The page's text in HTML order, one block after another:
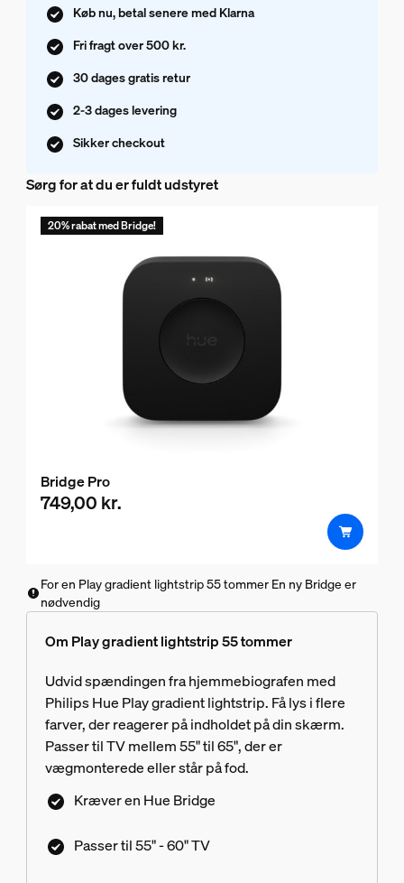
Køb nu, betal senere med Klarna
Fri fragt over 500 kr.
30 dages gratis retur
2-3 dages levering
Sikker checkout
Sørg for at du er fuldt udstyret
20% rabat med Bridge!
Bridge Pro
749,00 kr.
For en Play gradient lightstrip 55 tommer En ny Bridge er
nødvendig
Om Play gradient lightstrip 55 tommer
Udvid spændingen fra hjemmebiografen med
Philips Hue Play gradient lightstrip. Få lys i flere
farver, der reagerer på indholdet på din skærm.
Passer til TV mellem 55" til 65", der er
vægmonterede eller står på fod.
Kræver en Hue Bridge
Passer til 55" - 60" TV